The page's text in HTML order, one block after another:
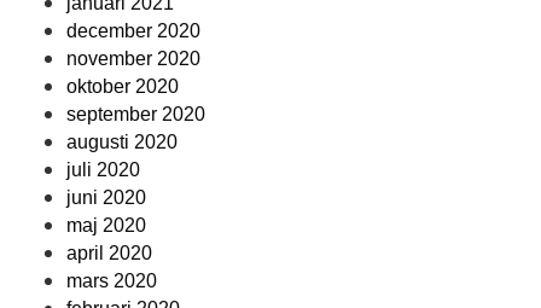
december 2020
november 2020
oktober 2020
september 2020
augusti 2020
juli 2020
juni 2020
maj 2020
april 2020
mars 2020